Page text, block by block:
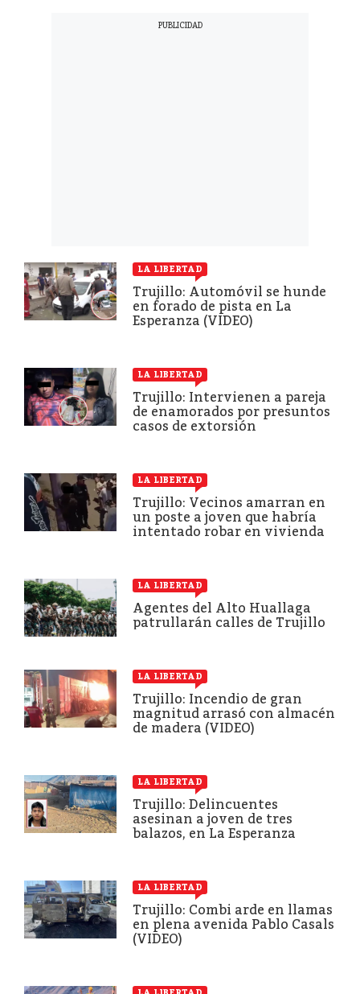
LA LIBERTAD
Trujillo: Automóvil se hunde
en forado de pista en La
Esperanza (VIDEO)
LA LIBERTAD
Trujillo: Intervienen a pareja
de enamorados por presuntos
casos de extorsión
LA LIBERTAD
Trujillo: Vecinos amarran en
un poste a joven que habría
intentado robar en vivienda
LA LIBERTAD
Agentes del Alto Huallaga
patrullarán calles de Trujillo
LA LIBERTAD
Trujillo: Incendio de gran
magnitud arrasó con almacén
de madera (VIDEO)
LA LIBERTAD
Trujillo: Delincuentes
asesinan a joven de tres
balazos, en La Esperanza
LA LIBERTAD
Trujillo: Combi arde en llamas
en plena avenida Pablo Casals
(VIDEO)